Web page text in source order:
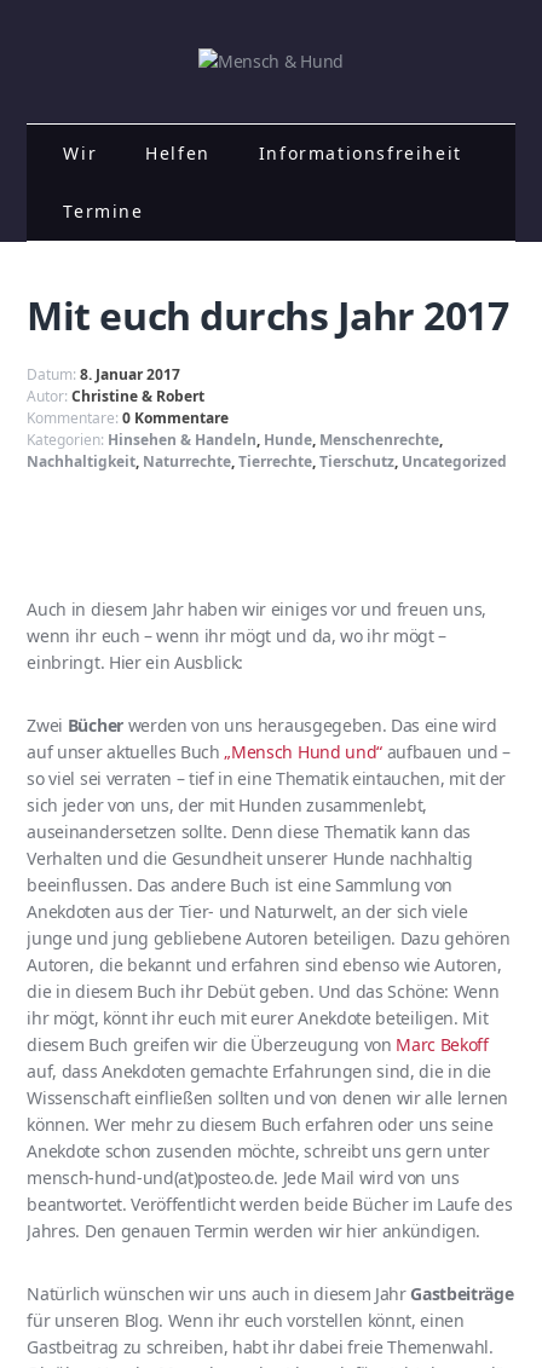
Wir Helfen Informationsfreiheit
Termine
Mit euch durchs Jahr 2017
Datum:8. Januar 2017
Autor:Christine & Robert
Kommentare:0 Kommentare
Kategorien: Hinsehen & Handeln, Hunde, Menschenrechte,
Nachhaltigkeit, Naturrechte,Tierrechte,Tierschutz, Uncategorized
Auch in diesem Jahr haben wir einiges vor und freuen uns,
wenn ihr euch – wenn ihr mögt und da, wo ihr mögt –
einbringt. Hier ein Ausblick:
Zwei Bücherwerden von uns herausgegeben. Das eine wird
auf unser aktuelles Buch„Mensch Hund und“aufbauen und –
so viel sei verraten – tief in eine Thematik eintauchen, mit der
sich jeder von uns, der mit Hunden zusammenlebt,
auseinandersetzen sollte. Denn diese Thematik kann das
Verhalten und die Gesundheit unserer Hunde nachhaltig
beeinflussen. Das andere Buch ist eine Sammlung von
Anekdoten aus der Tier- und Naturwelt, an der sich viele
junge und jung gebliebene Autoren beteiligen. Dazu gehören
Autoren, die bekannt und erfahren sind ebenso wie Autoren,
die in diesem Buch ihr Debüt geben. Und das Schöne: Wenn
ihr mögt, könnt ihr euch mit eurer Anekdote beteiligen. Mit
diesem Buch greifen wir die Überzeugung von Marc Bekoff
auf, dass Anekdoten gemachte Erfahrungen sind, die in die
Wissenschaft einfließen sollten und von denen wir alle lernen
können. Wer mehr zu diesem Buch erfahren oder uns seine
Anekdote schon zusenden möchte, schreibt uns gern unter
mensch-hund-und(at)posteo.de. Jede Mail wird von uns
beantwortet. Veröffentlicht werden beide Bücher im Laufe des
Jahres. Den genauen Termin werden wir hier ankündigen.
Natürlich wünschen wir uns auch in diesem Jahr Gastbeiträge
für unseren Blog. Wenn ihr euch vorstellen könnt, einen
Gastbeitrag zu schreiben, habt ihr dabei freie Themenwahl.